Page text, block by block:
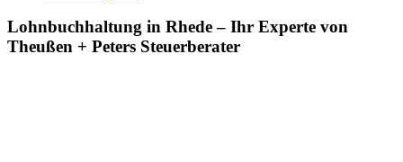
Lohnbuchhaltung in Rhede – Ihr Experte von
Theußen + Peters Steuerberater